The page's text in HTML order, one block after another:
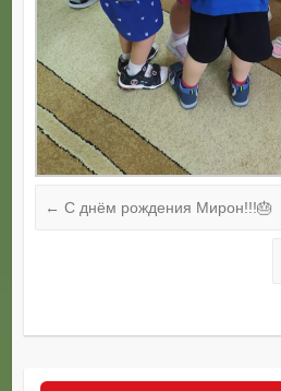
← С днём рождения Мирон!!!🎂